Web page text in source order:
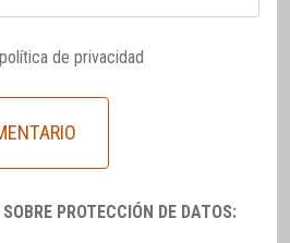
política de privacidad
PROTECCIÓN DE DATOS: